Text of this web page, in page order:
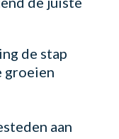
de stap
groeien
aan